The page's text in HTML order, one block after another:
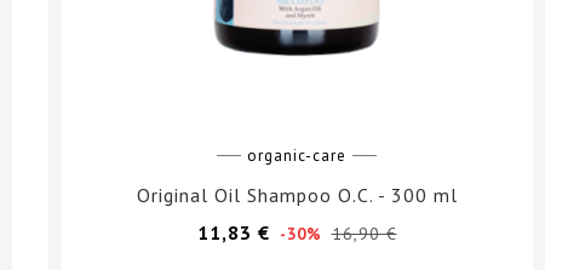
organic-care
Original Oil Shampoo O.C. - 300 ml
11,83 € Prezzo
-30% 16,90 €Prezzo